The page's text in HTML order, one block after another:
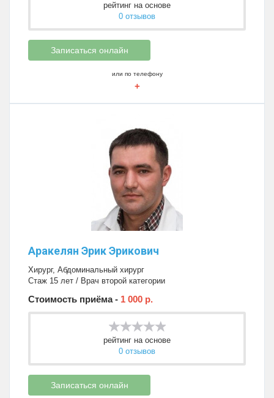
рейтинг на основе
0 отзывов
Записаться онлайн
или по телефону
+
Аракелян Эрик Эрикович
Хирург, Абдоминальный хирург
Стаж 15 лет / Врач второй категории
Стоимость приёма - 1 000 р.
рейтинг на основе
0 отзывов
Записаться онлайн